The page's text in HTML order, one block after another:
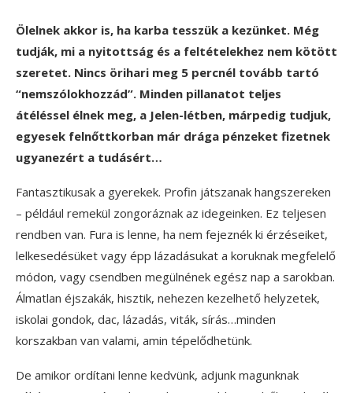
Ölelnek akkor is, ha karba tesszük a kezünket. Még
tudják, mi a nyitottság és a feltételekhez nem kötött
szeretet. Nincs örihari meg 5 percnél tovább tartó
“nemszólokhozzád”. Minden pillanatot teljes
átéléssel élnek meg, a Jelen-létben, márpedig tudjuk,
egyesek felnőttkorban már drága pénzeket fizetnek
ugyanezért a tudásért…
Fantasztikusak a gyerekek. Profin játszanak hangszereken
– például remekül zongoráznak az idegeinken. Ez teljesen
rendben van. Fura is lenne, ha nem fejeznék ki érzéseiket,
lelkesedésüket vagy épp lázadásukat a koruknak megfelelő
módon, vagy csendben megülnének egész nap a sarokban.
Álmatlan éjszakák, hisztik, nehezen kezelhető helyzetek,
iskolai gondok, dac, lázadás, viták, sírás…minden
korszakban van valami, amin tépelődhetünk.
De amikor ordítani lenne kedvünk, adjunk magunknak